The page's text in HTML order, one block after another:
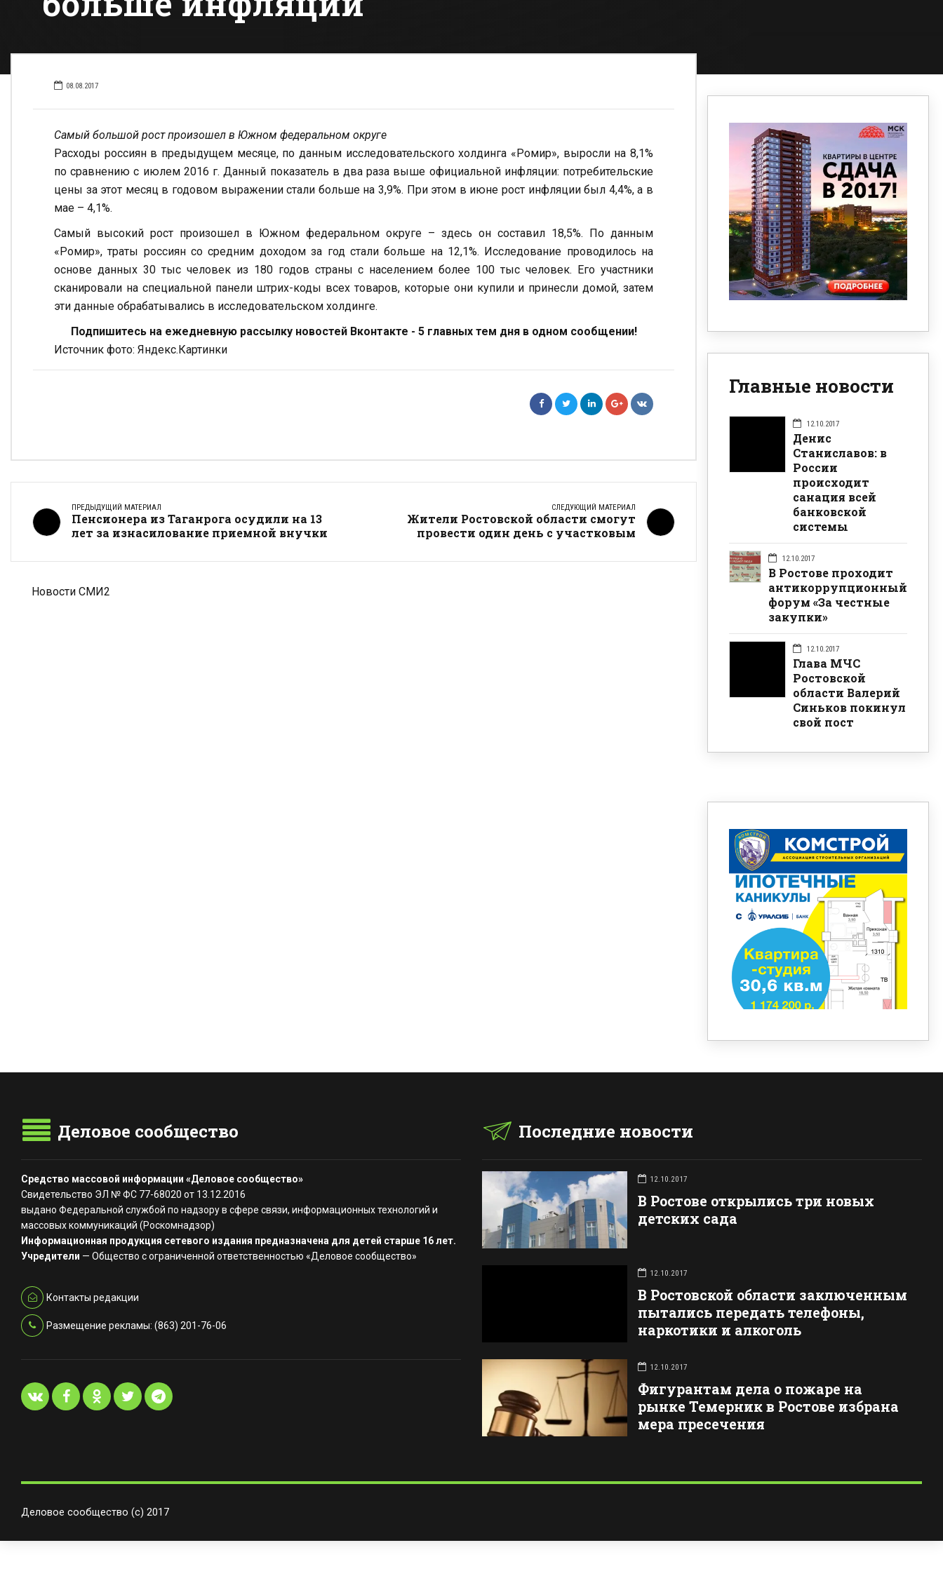
08.08.2017
Самый большой рост произошел в Южном федеральном округе
Расходы россиян в предыдущем месяце, по данным исследовательского холдинга «Ромир», выросли на 8,1%
по сравнению с июлем 2016 г. Данный показатель в два раза выше официальной инфляции: потребительские
цены за этот месяц в годовом выражении стали больше на 3,9%. При этом в июне рост инфляции был 4,4%, а в
мае – 4,1%.
Самый высокий рост произошел в Южном федеральном округе – здесь он составил 18,5%. По данным
«Ромир», траты россиян со средним доходом за год стали больше на 12,1%. Исследование проводилось на
основе данных 30 тыс человек из 180 годов страны с населением более 100 тыс человек. Его участники
сканировали на специальной панели штрих-коды всех товаров, которые они купили и принесли домой, затем
эти данные обрабатывались в исследовательском холдинге.
Подпишитесь на ежедневную рассылку новостей Вконтакте - 5 главных тем дня в одном сообщении!
Источник фото: Яндекс.Картинки
ПРЕДЫДУЩИЙ МАТЕРИАЛ
Пенсионера из Таганрога осудили на 13
лет за изнасилование приемной внучки
СЛЕДУЮЩИЙ МАТЕРИАЛ
Жители Ростовской области смогут
провести один день с участковым
Новости СМИ2
Главные новости
12.10.2017
Денис
Станиславов: в
России
происходит
санация всей
банковской
системы
12.10.2017
В Ростове проходит
антикоррупционный
форум «За честные
закупки»
12.10.2017
Глава МЧС
Ростовской
области Валерий
Синьков покинул
свой пост
Деловое сообщество
Средство массовой информации «Деловое сообщество»
Свидетельство ЭЛ № ФС 77-68020 от 13.12.2016
выдано Федеральной службой по надзору в сфере связи, информационных технологий и
массовых коммуникаций (Роскомнадзор)
Информационная продукция сетевого издания предназначена для детей старше 16 лет.
Учредители — Общество с ограниченной ответственностью «Деловое сообщество»
Контакты редакции
Размещение рекламы: (863) 201-76-06
Последние новости
12.10.2017
В Ростове открылись три новых
детских сада
12.10.2017
В Ростовской области заключенным
пытались передать телефоны,
наркотики и алкоголь
12.10.2017
Фигурантам дела о пожаре на
рынке Темерник в Ростове избрана
мера пресечения
Деловое сообщество (с) 2017